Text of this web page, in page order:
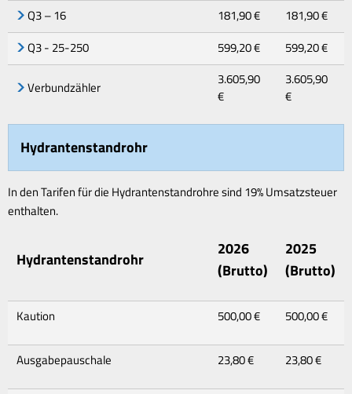
Q3 – 16
181,90 €
181,90 €
Q3 - 25-250
599,20 € 599,20 €
Verbundzähler
3.605,90
€
3.605,90
€
Hydrantenstandrohr
In den Tarifen für die Hydrantenstandrohre sind 19% Umsatzsteuer
enthalten.
Hydrantenstandrohr
2026
(Brutto)
2025
(Brutto)
Kaution 500,00 € 500,00 €
Ausgabepauschale 23,80 € 23,80 €